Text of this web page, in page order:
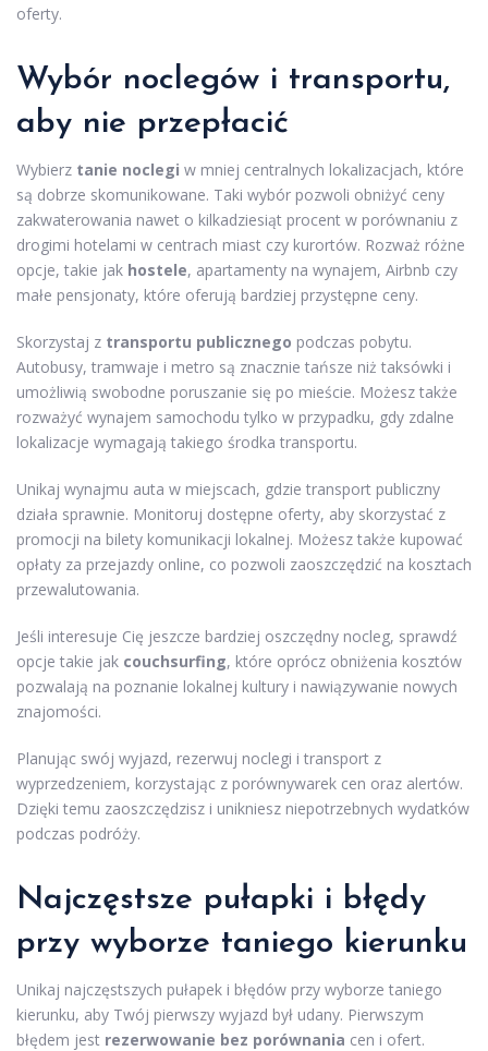
oferty.
Wybór noclegów i transportu,
aby nie przepłacić
Wybierz tanie noclegi w mniej centralnych lokalizacjach, które
są dobrze skomunikowane. Taki wybór pozwoli obniżyć ceny
zakwaterowania nawet o kilkadziesiąt procent w porównaniu z
drogimi hotelami w centrach miast czy kurortów. Rozważ różne
opcje, takie jak hostele, apartamenty na wynajem, Airbnb czy
małe pensjonaty, które oferują bardziej przystępne ceny.
Skorzystaj z transportu publicznego podczas pobytu.
Autobusy, tramwaje i metro są znacznie tańsze niż taksówki i
umożliwią swobodne poruszanie się po mieście. Możesz także
rozważyć wynajem samochodu tylko w przypadku, gdy zdalne
lokalizacje wymagają takiego środka transportu.
Unikaj wynajmu auta w miejscach, gdzie transport publiczny
działa sprawnie. Monitoruj dostępne oferty, aby skorzystać z
promocji na bilety komunikacji lokalnej. Możesz także kupować
opłaty za przejazdy online, co pozwoli zaoszczędzić na kosztach
przewalutowania.
Jeśli interesuje Cię jeszcze bardziej oszczędny nocleg, sprawdź
opcje takie jak couchsurfing, które oprócz obniżenia kosztów
pozwalają na poznanie lokalnej kultury i nawiązywanie nowych
znajomości.
Planując swój wyjazd, rezerwuj noclegi i transport z
wyprzedzeniem, korzystając z porównywarek cen oraz alertów.
Dzięki temu zaoszczędzisz i unikniesz niepotrzebnych wydatków
podczas podróży.
Najczęstsze pułapki i błędy
przy wyborze taniego kierunku
Unikaj najczęstszych pułapek i błędów przy wyborze taniego
kierunku, aby Twój pierwszy wyjazd był udany. Pierwszym
błędem jest rezerwowanie bez porównania cen i ofert.